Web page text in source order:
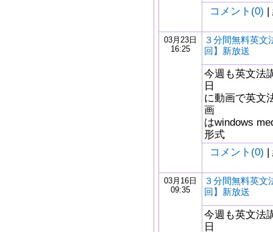
コメント(0) |
03月23日
16:25
３分間無料英文
回】新放送
今週も英文法
日
に動画で英文
画
はwindows
形式
コメント(0) |
03月16日
09:35
３分間無料英文
回】新放送
今週も英文法
日